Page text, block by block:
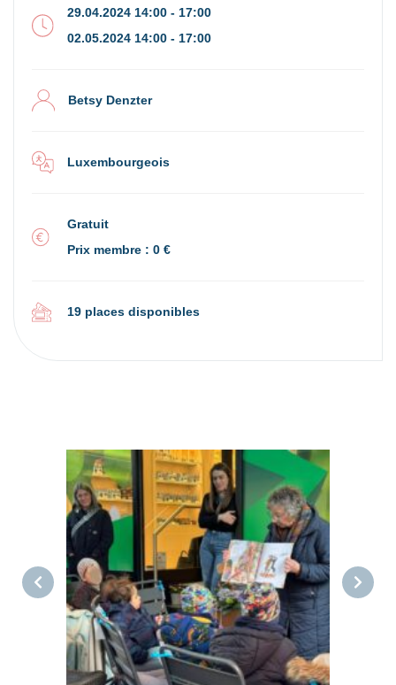
29.04.2024 14:00 - 17:00
02.05.2024 14:00 - 17:00
Betsy Denzter
Luxembourgeois
Gratuit
Prix membre : 0 €
19 places disponibles